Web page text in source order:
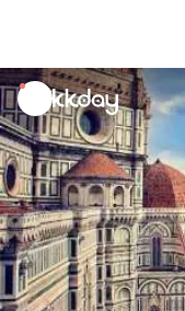
unread
notifications